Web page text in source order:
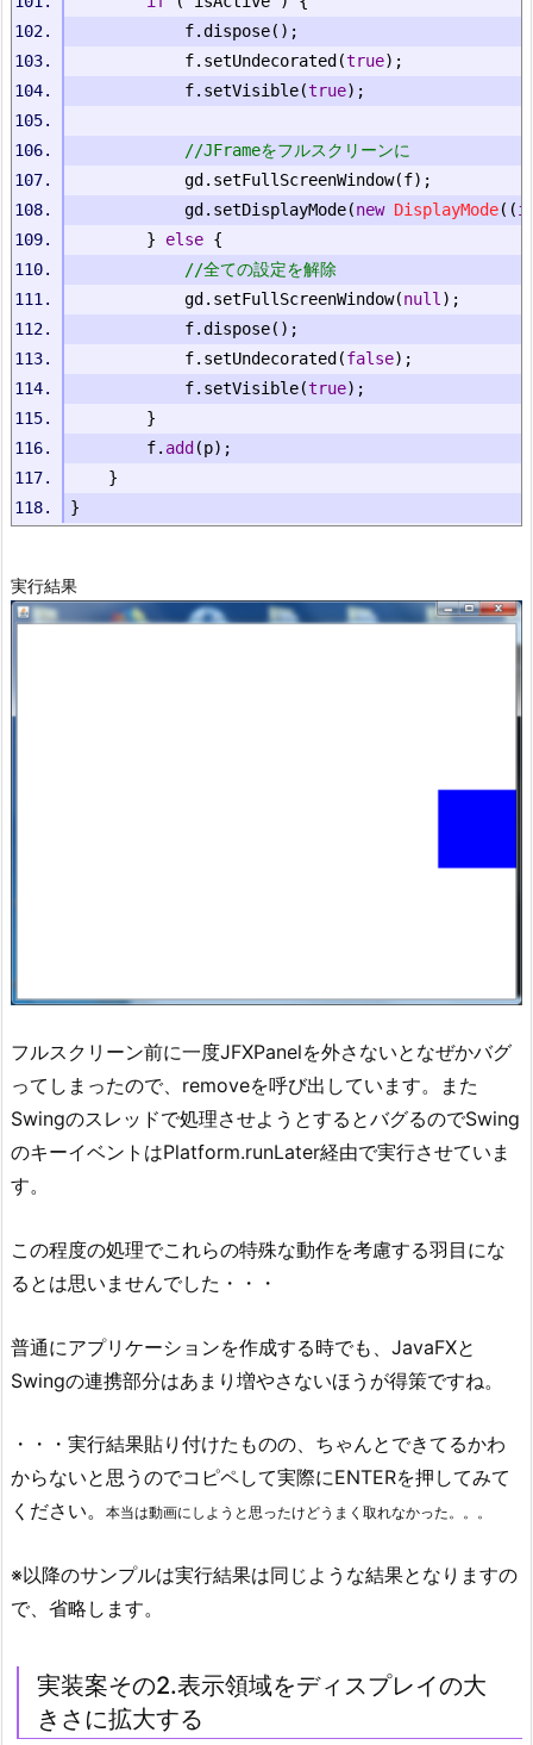
			f
.dispose();
			f
. setUndecorated (true);
			f
. setVisible(true);
//JFrameをフルスクリーンに
			gd
. setFullScreenWindow(f);
			gd
. setDisplayMode(new DisplayMode((
}
else {
//全ての設定を解除
			gd
. setFullScreenWindow(null );
			f
.dispose();
			f
. setUndecorated (false);
			f
. setVisible(true);
}
		f
. add (p);
}
}
実行結果
フルスクリーン前に一度JFXPanelを外さないとなぜかバグ
ってしまったので、removeを呼び出しています。また
Swingのスレッドで処理させようとするとバグるのでSwing
のキーイベントはPlatform.runLater経由で実行させていま
す。
この程度の処理でこれらの特殊な動作を考慮する羽目にな
るとは思いませんでした・・・
普通にアプリケーションを作成する時でも、JavaFXと
Swingの連携部分はあまり増やさないほうが得策ですね。
・・・実行結果貼り付けたものの、ちゃんとできてるかわ
からないと思うのでコピペして実際にENTERを押してみて
ください。
本当は動画にしようと思ったけどうまく取れなかった。。。
※以降のサンプルは実行結果は同じような結果となりますの
で、省略します。
実装案その2.表示領域をディスプレイの大
きさに拡大する